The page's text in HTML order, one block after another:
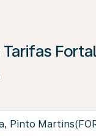
Tarifas
encontrados